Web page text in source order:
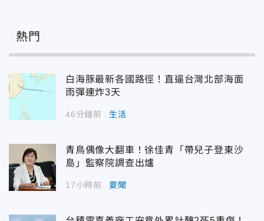
熱門
白海豚最新各國路徑！直逼台灣北部海面
雨彈連炸3天
46分鐘前 生活
青鳥偶像大翻車！徐佳青「帶兒子登東沙
島」監察院調查出爐
17小時前 要聞